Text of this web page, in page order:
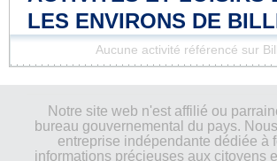
LES ENVIRONS DE
Aucune activité référencé sur
Notre site web n'est affilié ou
bureau gouvernemental du pays.
entreprise indépendante dédiée à
informations précieuses aux citoyens